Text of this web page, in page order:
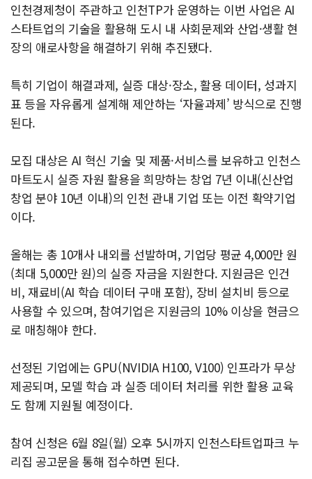
인천경제청이 주관하고 인천TP가 운영하는 이번 사업은 AI
스타트업의 기술을 활용해 도시 내 사회문제와 산업·생활 현
장의 애로사항을 해결하기 위해 추진됐다.
특히 기업이 해결과제, 실증 대상·장소, 활용 데이터, 성과지
표 등을 자유롭게 설계해 제안하는 ‘자율과제’ 방식으로 진행
된다.
모집 대상은 AI 혁신 기술 및 제품·서비스를 보유하고 인천스
마트도시 실증 자원 활용을 희망하는 창업 7년 이내(신산업
창업 분야 10년 이내)의 인천 관내 기업 또는 이전 확약기업
이다.
올해는 총 10개사 내외를 선발하며, 기업당 평균 4,000만 원
(최대 5,000만 원)의 실증 자금을 지원한다. 지원금은 인건
비, 재료비(AI 학습 데이터 구매 포함), 장비 설치비 등으로
사용할 수 있으며, 참여기업은 지원금의 10% 이상을 현금으
로 매칭해야 한다.
선정된 기업에는 GPU(NVIDIA H100, V100) 인프라가 무상
제공되며, 모델 학습 과 실증 데이터 처리를 위한 활용 교육
도 함께 지원될 예정이다.
참여 신청은 6월 8일(월) 오후 5시까지 인천스타트업파크 누
리집 공고문을 통해 접수하면 된다.